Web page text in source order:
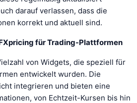
darauf verlassen, dass die
korrekt und aktuell sind.
für Trading-Plattformen
von Widgets, die speziell für
entwickelt wurden. Die
integrieren und bieten eine
von Echtzeit-Kursen bis hin